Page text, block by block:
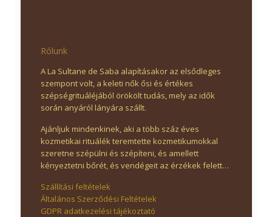
Rólunk
A La Sultane de Saba alapításakor az elsődleges
szempont volt, a keleti nők ősi és értékes
szépségrituáléjából örökölt tudás, mely az idők
során anyáról lányára szállt.
Ajánljuk mindenkinek, aki a több száz éves
kozmetikai rituálék teremtette kozmetikumokkal
szeretne szépülni és szépíteni, és amellett
kényeztetni bőrét, és vendégeit az érzékek felett…
Szállítási feltételek
Általános Szerződési Feltételek
GDPR adatkezelési tájékoztató